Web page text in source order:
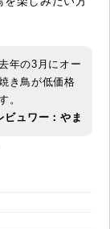
年の3月にオー
き鳥が低価格
。
ビュワー：やま